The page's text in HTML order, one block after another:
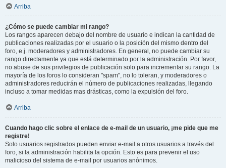
Arriba
¿Cómo se puede cambiar mi rango?
Los rangos aparecen debajo del nombre de usuario e indican la cantidad de
publicaciones realizadas por el usuario o la posición del mismo dentro del
foro, e.j. moderadores y administradores. En general, no puede cambiar su
rango directamente ya que está determinado por la administración. Por favor,
no abuse de sus privilegios de publicación solo para incrementar su rango. La
mayoría de los foros lo consideran "spam", no lo toleran, y moderadores o
administradores reducirán el número de publicaciones realizadas, llegando
incluso a tomar medidas mas drásticas, como la expulsión del foro.
Arriba
Cuando hago clic sobre el enlace de e-mail de un usuario, ¡me pide que me
registre!
Solo usuarios registrados pueden enviar e-mail a otros usuarios a través del
foro, si la administración habilita la opción. Esto es para prevenir el uso
malicioso del sistema de e-mail por usuarios anónimos.